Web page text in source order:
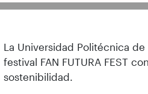
La Universidad Politécnica
festival FAN FUTURA FEST
sostenibilidad.